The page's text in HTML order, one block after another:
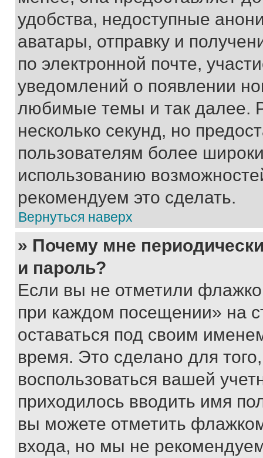
удобства, недоступные
аватары, отправку и
по электронной почте,
уведомлений о появлении
любимые темы и так далее.
несколько секунд, но
пользователям более
использованию
рекомендуем это сделать.
Вернуться наверх
» Почему мне
и пароль?
Если вы не отметили
при каждом посещении» на
оставаться под своим
время. Это сделано для
воспользоваться вашей
приходилось вводить имя
вы можете отметить
входа, но мы не